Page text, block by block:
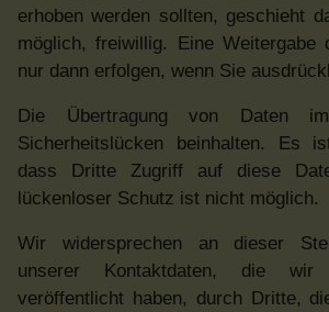
erhoben werden sollten, geschieht
möglich, freiwillig. Eine Weitergabe
nur dann erfolgen, wenn Sie
Die Übertragung von Daten
Sicherheitslücken beinhalten. Es
dass Dritte Zugriff auf diese
lückenloser Schutz ist nicht möglich.
Wir widersprechen an dieser
unserer Kontaktdaten, die wir
veröffentlicht haben, durch Dritte,